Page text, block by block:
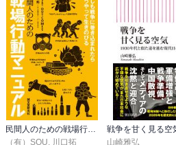
民間人のための戦場行動マニュアル
（有）SOU, 川口拓
山崎雅弘